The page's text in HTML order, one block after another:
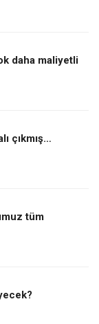
daha maliyetli
çıkmış…
tüm